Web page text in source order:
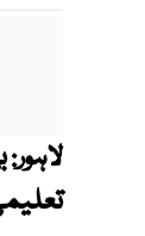
لاہور: